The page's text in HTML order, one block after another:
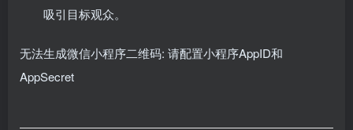
吸引目标观众。
无法生成微信小程序二维码: 请配置小程序AppID和
AppSecret